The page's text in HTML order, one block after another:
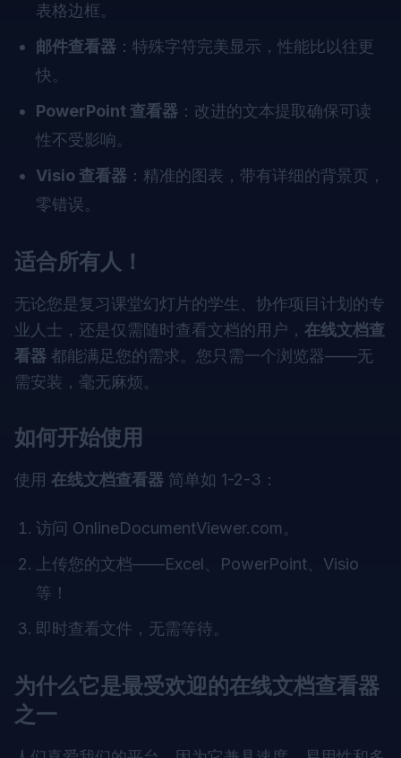
表格边框。
邮件查看器 ：特殊字符完美显示，性能比以往更
快。
PowerPoint 查看器 ：改进的文本提取确保可读
性不受影响。
Visio 查看器 ：精准的图表，带有详细的背景页，
零错误。
适合所有人！
无论您是复习课堂幻灯片的学生、协作项目计划的专
业人士，还是仅需随时查看文档的用户， 在线文档查
看器 都能满足您的需求。您只需一个浏览器——无
需安装，毫无麻烦。
如何开始使用
使用 在线文档查看器 简单如 1-2-3：
访问 OnlineDocumentViewer.com。
上传您的文档——Excel、PowerPoint、Visio
等！
即时查看文件，无需等待。
为什么它是最受欢迎的在线文档查看器
之一